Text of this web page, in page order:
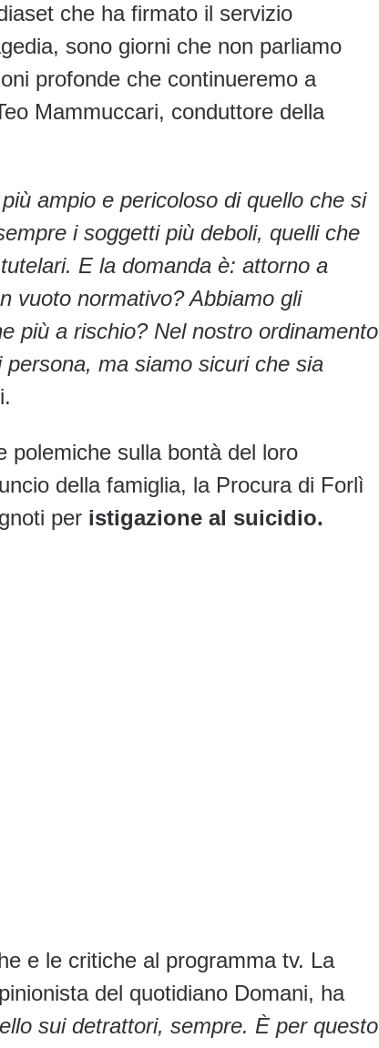
che ha firmato il servizio
sono giorni che non parliamo
profonde che continueremo a
Mammuccari, conduttore della
ampio e pericoloso di quello che si
i soggetti più deboli, quelli che
E la domanda è: attorno a
vuoto normativo? Abbiamo gli
più a rischio? Nel nostro ordinamento
ma siamo sicuri che sia
polemiche sulla bontà del loro
della famiglia, la Procura di Forlì
per istigazione al suicidio.
e le critiche al programma tv. La
del quotidiano Domani, ha
sui detrattori, sempre. È per questo